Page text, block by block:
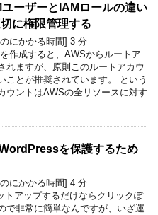
ユーザーとIAMロールの違い
に権限管理する
にかかる時間] 3 分
作成すると、AWSからルートア
れますが、原則このルートアカウ
ことが推奨されています。 という
ウントはAWSの全リソースに対す
を保護するため
にかかる時間] 4 分
トアップするだけならクリックぽ
で非常に簡単なんですが、いざ運